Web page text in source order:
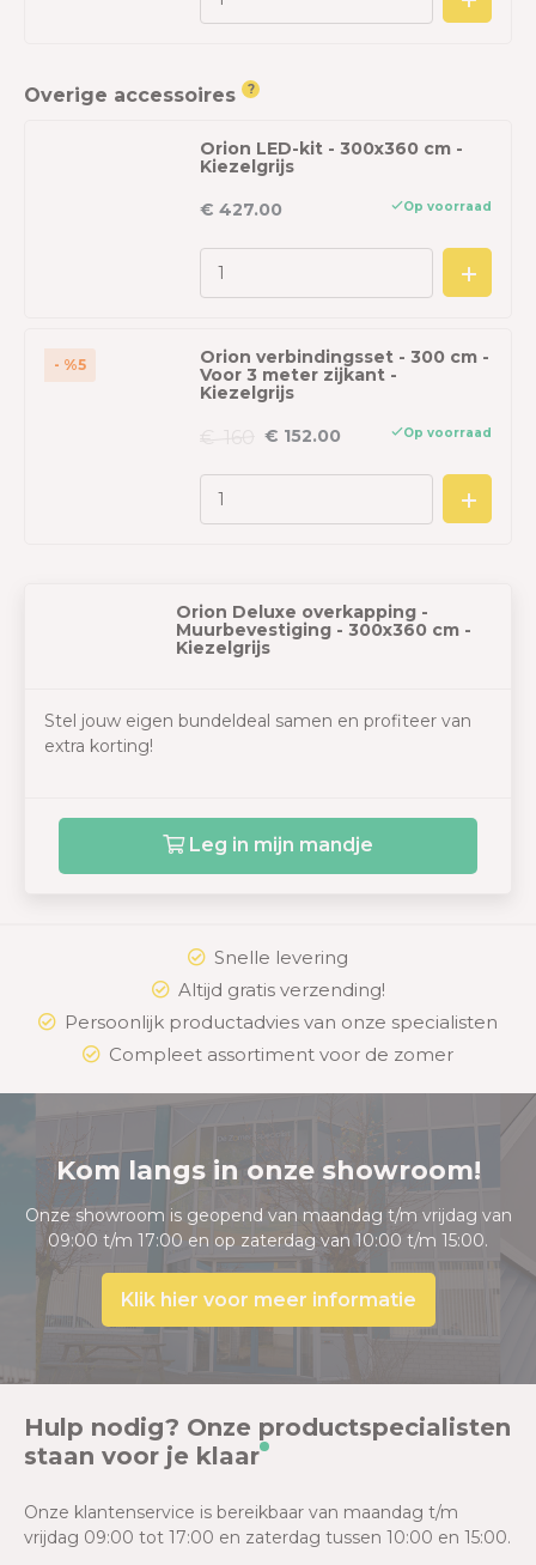
Overige accessoires ?
Orion LED-kit - 300x360 cm -
Kiezelgrijs
€ 427.00
Op voorraad
- %5
Orion verbindingsset - 300 cm -
Voor 3 meter zijkant -
Kiezelgrijs
€ 152.00
Op voorraad
Orion Deluxe overkapping -
Muurbevestiging - 300x360 cm -
Kiezelgrijs
Stel jouw eigen bundeldeal samen en profiteer van
extra korting!
Leg in mijn mandje
Snelle levering
Altijd gratis verzending!
Persoonlijk productadvies van onze specialisten
Compleet assortiment voor de zomer
Kom langs in onze showroom!
Onze showroom is geopend van maandag t/m vrijdag van
09:00 t/m 17:00 en op zaterdag van 10:00 t/m 15:00.
Klik hier voor meer informatie
Hulp nodig? Onze productspecialisten
staan voor je klaar
Onze klantenservice is bereikbaar van maandag t/m
vrijdag 09:00 tot 17:00 en zaterdag tussen 10:00 en 15:00.